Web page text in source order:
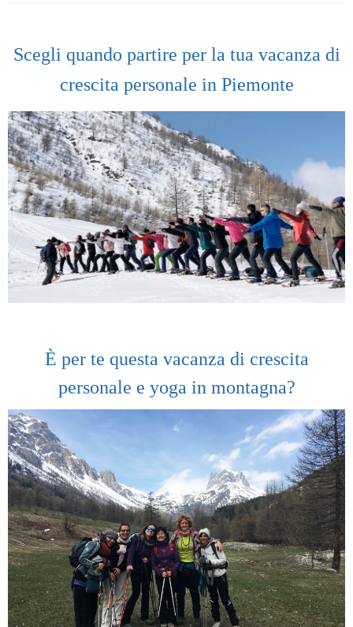
Scegli quando partire per la tua vacanza di
crescita personale in Piemonte
È per te questa vacanza di crescita
personale e yoga in montagna?